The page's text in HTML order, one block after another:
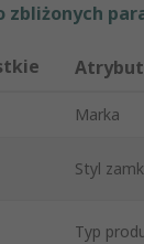
zbliżonych
Atrybut
Marka
Styl
Typ